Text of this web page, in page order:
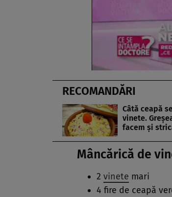
RECOMANDĂRI
Câtă ceapă
vinete.
facem și
Mâncărică de
2 vinete mari
4 fire de ceapă